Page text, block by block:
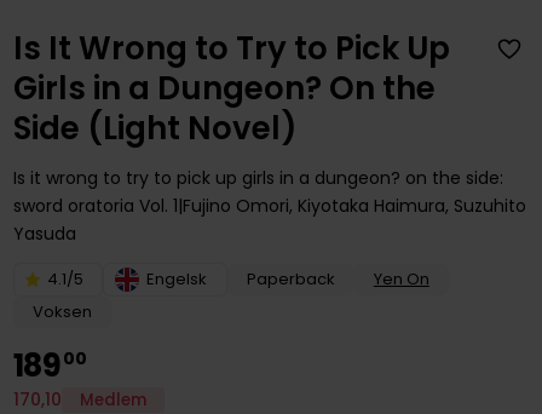
Is It Wrong to Try to Pick Up
Girls in a Dungeon? On the
Side (Light Novel)
Is it wrong to try to pick up girls in a dungeon? on the side:
sword oratoria Vol. 1 Fujino Omori, Kiyotaka Haimura, Suzuhito
Yasuda
4.1/5 Engelsk Paperback
Yen On
Voksen
18900
170,10 Medlem